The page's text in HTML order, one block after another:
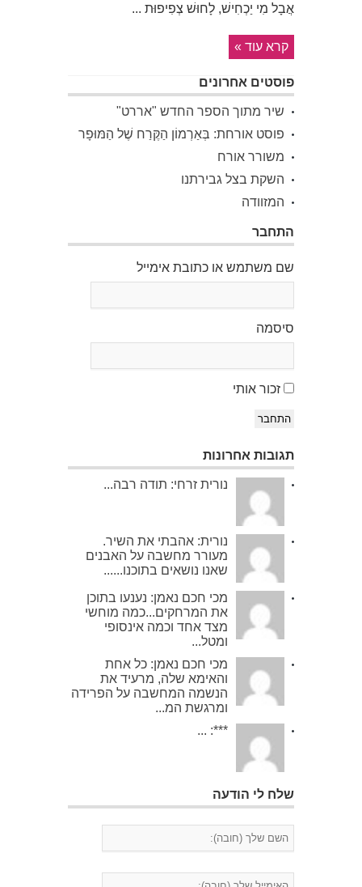
אֲבָל מִי יַכְחִישׁ, לָחוּשׁ צְפִיפוּת ...
קרא עוד »
פוסטים אחרונים
שיר מתוך הספר החדש "אררט"
פוסט אורחת: בְּאַרְמוֹן הַקֶּרַח שֶׁל הַמּוּפָר
משורר אורח
השקת בצל גבירתנו
המזוודה
התחבר
שם משתמש או כתובת אימייל
סיסמה
זכור אותי
התחבר
תגובות אחרונות
נורית זרחי: תודה רבה...
נורית: אהבתי את השיר.
מעורר מחשבה על האבנים
שאנו נושאים בתוכנו......
מכי חכם נאמן: נענעו בתוכן
את המרחקים...כמה מוחשי
מצד אחד וכמה אינסופי
ומטל...
מכי חכם נאמן: כל אחת
והאימא שלה, מרעיד את
הנשמה המחשבה על הפרידה
ומרגשת המ...
***: ...
שלח לי הודעה